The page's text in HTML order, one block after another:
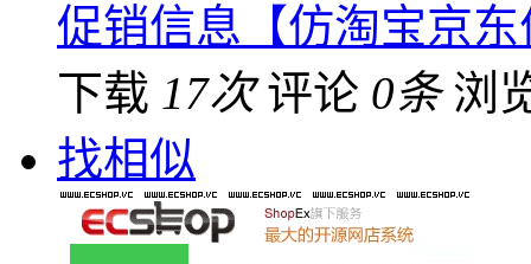
促销信息【仿淘宝京
下载 17次 评论 0条 浏
找相似